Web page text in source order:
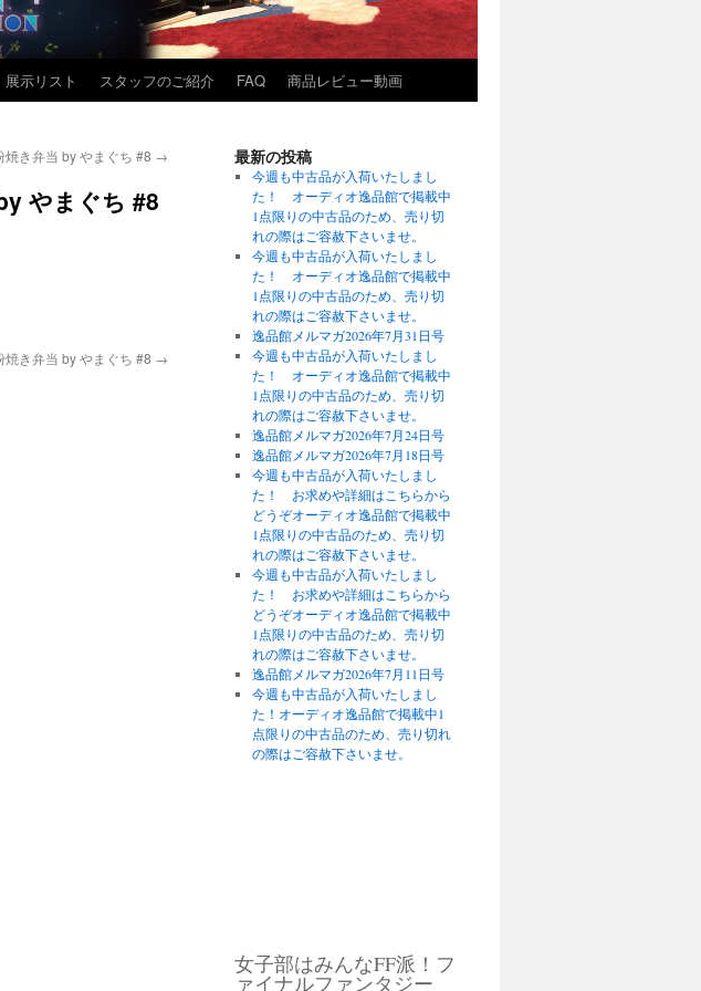
示リスト スタッフのご紹介 FAQ 商品レビュー動画
焼き弁当 by やまぐち #8 →
やまぐち #8
焼き弁当 by やまぐち #8 →
最新の投稿
今週も中古品が入荷いたしまし
た！ オーディオ逸品館で掲載中
1点限りの中古品のため、売り切
れの際はご容赦下さいませ。
今週も中古品が入荷いたしまし
た！ オーディオ逸品館で掲載中
1点限りの中古品のため、売り切
れの際はご容赦下さいませ。
逸品館メルマガ2026年7月31日号
今週も中古品が入荷いたしまし
た！ オーディオ逸品館で掲載中
1点限りの中古品のため、売り切
れの際はご容赦下さいませ。
逸品館メルマガ2026年7月24日号
逸品館メルマガ2026年7月18日号
今週も中古品が入荷いたしまし
た！ お求めや詳細はこちらから
どうぞオーディオ逸品館で掲載中
1点限りの中古品のため、売り切
れの際はご容赦下さいませ。
今週も中古品が入荷いたしまし
た！ お求めや詳細はこちらから
どうぞオーディオ逸品館で掲載中
1点限りの中古品のため、売り切
れの際はご容赦下さいませ。
逸品館メルマガ2026年7月11日号
今週も中古品が入荷いたしまし
た！オーディオ逸品館で掲載中1
点限りの中古品のため、売り切れ
の際はご容赦下さいませ。
女子部はみんなFF派！フ
ァイナルファンタジー